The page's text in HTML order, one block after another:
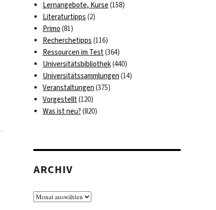
Lernangebote, Kurse (158)
Literaturtipps (2)
Primo (81)
Recherchetipps (116)
Ressourcen im Test(364)
Universitätsbibliothek(440)
Universitätssammlungen (14)
Veranstaltungen (375)
Vorgestellt(120)
Was ist neu? (820)
ARCHIV
Archiv